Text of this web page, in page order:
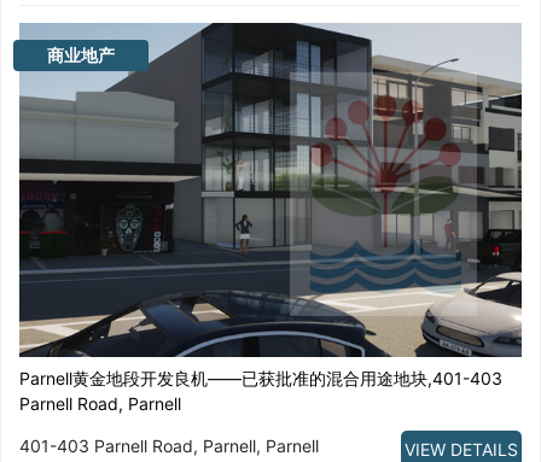
商业地产
Parnell黄金地段开发良机——已获批准的混合用途地块,401-403
Parnell Road, Parnell
401-403 Parnell Road, Parnell, Parnell VIEW DETAILS